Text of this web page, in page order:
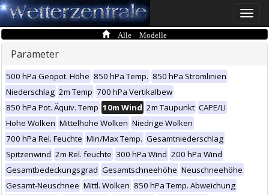
Toggle
Alle Modelle
Parameter
500 hPa Geopot. Höhe 850 hPa Temp. 850 hPa Stromlinien
Niederschlag 2m Temp 700 hPa Vertikalbew
850 hPa Pot. Äquiv. Temp 10m Wind 2m Taupunkt CAPE/LI
Hohe Wolken Mittelhohe Wolken Niedrige Wolken
700 hPa Rel. Feuchte Min/Max Temp. Gesamtniederschlag
Spitzenwind 2m Rel. feuchte 300 hPa Wind 200 hPa Wind
Gesamtbedeckungsgrad Gesamtschneehöhe Neuschneehöhe
Gesamt-Neuschnee Mittl. Wolken 850 hPa Temp. Abweichung